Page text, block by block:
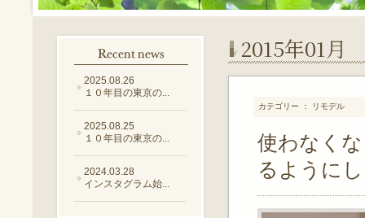
2025.08.26
１０年目の東京の...
2025.08.25
１０年目の東京の...
2024.03.28
インスタグラム始...
2015年01月
カテゴリー ： リモデル
使わなく
るように